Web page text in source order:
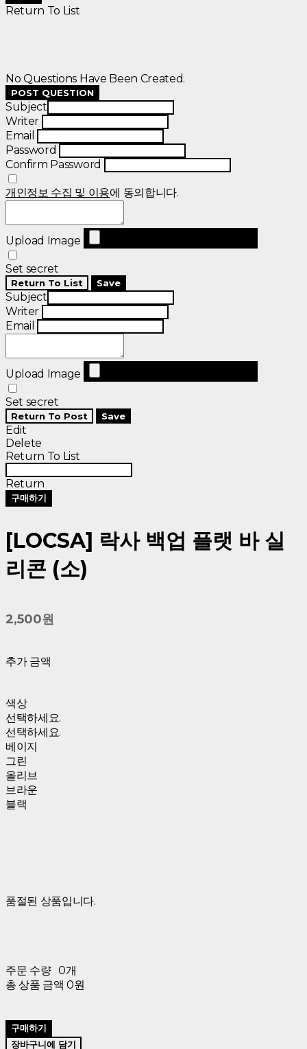
Return To List
No Questions Have Been Created.
POST QUESTION
Subject
Writer
Email
Password
Confirm Password
개인정보 수집 및 이용에 동의합니다.
Upload Image
Set secret
Return To List Save
Subject
Writer
Email
Upload Image
Set secret
Return To Post Save
Edit
Delete
Return To List
Return
구매하기
[LOCSA] 락사 백업 플랫 바 실
리콘 (소)
2,500원
추가 금액
색상
선택하세요.
선택하세요.
베이지
그린
올리브
브라운
블랙
품절된 상품입니다.
주문 수량 0개
총 상품 금액 0원
구매하기
장바구니에 담기